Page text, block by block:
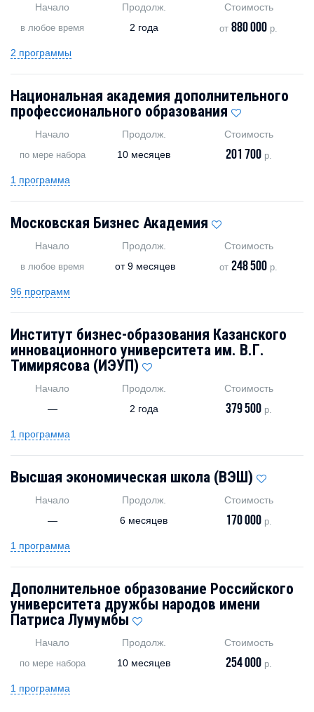
Начало
в любое время
Продолж.
2 года
Стоимость
от880 000 р.
2 программы
Национальная академия дополнительного
профессионального образования
Начало
по мере набора
Продолж.
10 месяцев
Стоимость
201 700р.
1 программа
Московская Бизнес Академия
Начало
в любое время
Продолж.
от9 месяцев
Стоимость
от248 500 р.
96 программ
Институт бизнес-образования Казанского
инновационного университета им. В.Г.
Тимирясова (ИЭУП)
Начало
—
Продолж.
2 года
Стоимость
379 500р.
1 программа
Высшая экономическая школа (ВЭШ)
Начало
—
Продолж.
6 месяцев
Стоимость
170 000р.
1 программа
Дополнительное образование Российского
университета дружбы народов имени
Патриса Лумумбы
Начало
по мере набора
Продолж.
10 месяцев
Стоимость
254 000р.
1 программа